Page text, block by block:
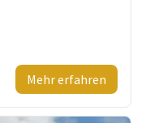
Mehr erfahren